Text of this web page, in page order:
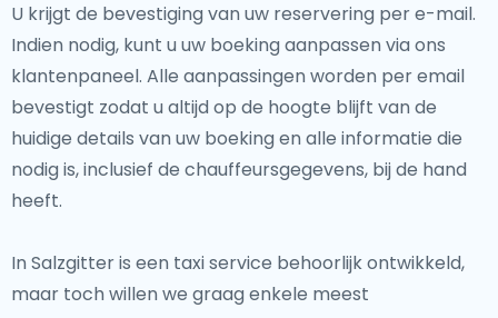
U krijgt de bevestiging van uw reservering per e-mail.
Indien nodig, kunt u uw boeking aanpassen via ons
klantenpaneel. Alle aanpassingen worden per email
bevestigt zodat u altijd op de hoogte blijft van de
huidige details van uw boeking en alle informatie die
nodig is, inclusief de chauffeursgegevens, bij de hand
heeft.
In Salzgitter is een taxi service behoorlijk ontwikkeld,
maar toch willen we graag enkele meest